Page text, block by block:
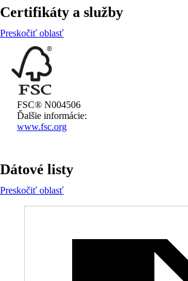
Certifikáty a služby
Preskočiť oblasť
FSC® N004506
Ďalšie informácie:
www.fsc.org
Dátové listy
Preskočiť oblasť